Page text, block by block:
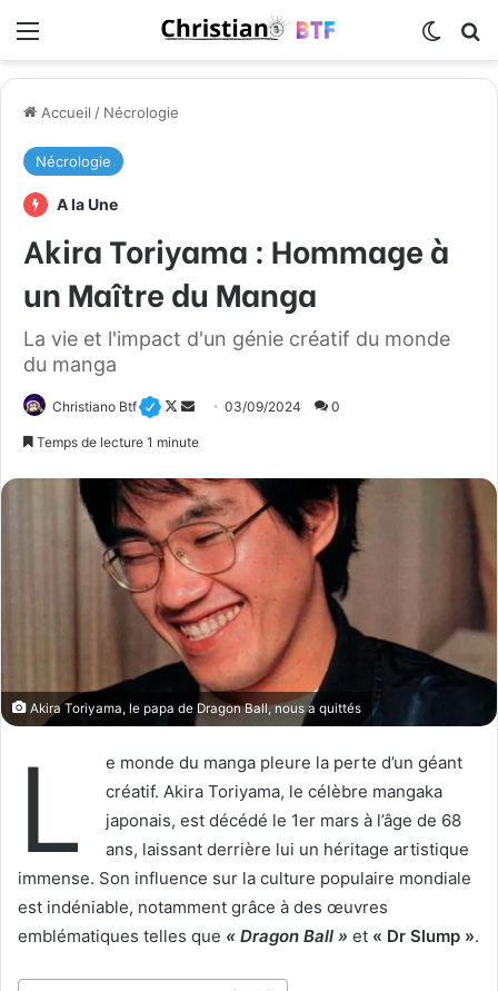
Accueil / Nécrologie
Nécrologie
A la Une
Akira Toriyama : Hommage à
un Maître du Manga
La vie et l'impact d'un génie créatif du monde
du manga
Christiano Btf
F
l
o
w
o
n
X
o
y
e
r
u
n
c
o
u
r
03/09/2024 0
Temps de lecture 1 minute
Akira Toriyama, le papa de Dragon Ball, nous a quittés
L
e monde du manga pleure la perte d’un géant
créatif. Akira Toriyama, le célèbre mangaka
japonais, est décédé le 1er mars à l’âge de 68
ans, laissant derrière lui un héritage artistique
immense. Son influence sur la culture populaire mondiale
est indéniable, notamment grâce à des œuvres
emblématiques telles que « Dragon Ball » et « Dr Slump ».